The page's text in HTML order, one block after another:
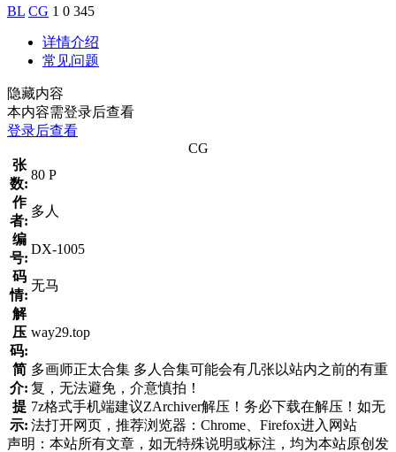
BL CG 1 0 345
详情介绍
常见问题
隐藏内容
本内容需登录后查看
登录后查看
CG
张
数:
80 P
作
者:
多人
编
号:
DX-1005
码
情:
无马
解
压
码:
way29.top
简
介:
多画师正太合集 多人合集可能会有几张以站内之前的有重
复，无法避免，介意慎拍！
提
示:
7z格式手机端建议ZArchiver解压！务必下载在解压！如无
法打开网页，推荐浏览器：Chrome、Firefox进入网站
声明：本站所有文章，如无特殊说明或标注，均为本站原创发